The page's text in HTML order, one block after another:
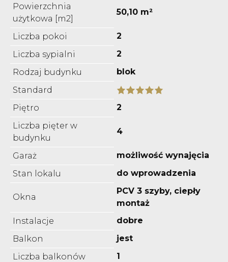
Powierzchnia
użytkowa [m2]
50,10 m²
Liczba pokoi
2
Liczba sypialni
2
Rodzaj budynku
blok
Standard
Piętro
2
Liczba pięter w
budynku
4
Garaż
możliwość wynajęcia
Stan lokalu
do wprowadzenia
Okna
PCV 3 szyby, ciepły
montaż
Instalacje
dobre
Balkon
jest
Liczba balkonów
1